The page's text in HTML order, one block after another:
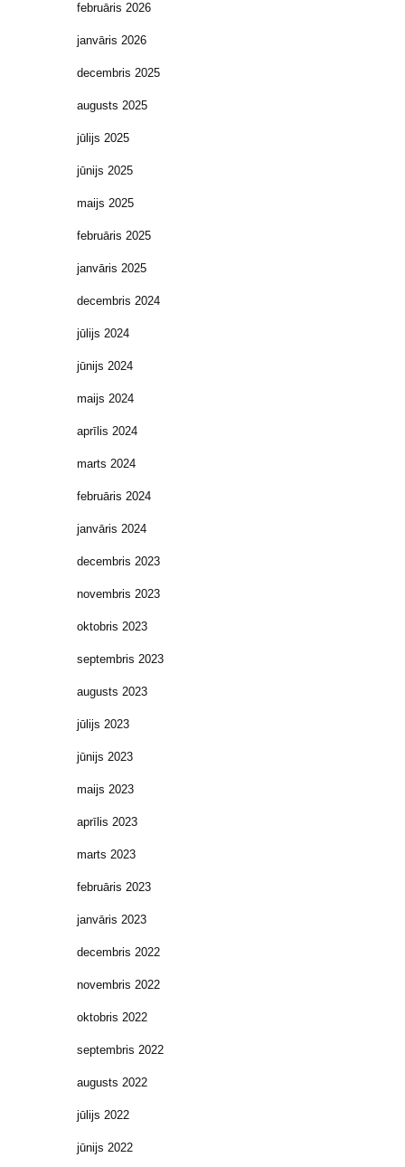
februāris 2026
janvāris 2026
decembris 2025
augusts 2025
jūlijs 2025
jūnijs 2025
maijs 2025
februāris 2025
janvāris 2025
decembris 2024
jūlijs 2024
jūnijs 2024
maijs 2024
aprīlis 2024
marts 2024
februāris 2024
janvāris 2024
decembris 2023
novembris 2023
oktobris 2023
septembris 2023
augusts 2023
jūlijs 2023
jūnijs 2023
maijs 2023
aprīlis 2023
marts 2023
februāris 2023
janvāris 2023
decembris 2022
novembris 2022
oktobris 2022
septembris 2022
augusts 2022
jūlijs 2022
jūnijs 2022